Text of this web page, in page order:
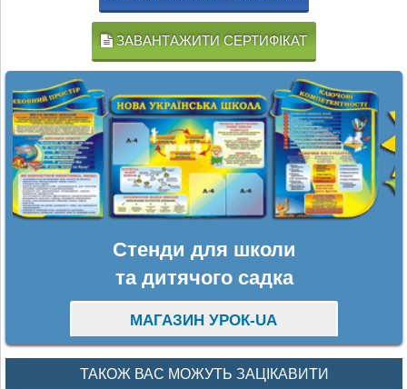
ЗАВАНТАЖИТИ СЕРТИФІКАТ
Стенди для школи
та дитячого садка
МАГАЗИН УРОК-UA
ТАКОЖ ВАС МОЖУТЬ ЗАЦІКАВИТИ